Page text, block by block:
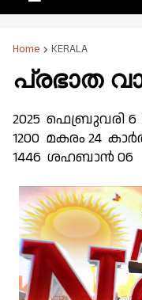
Home KERALA
പ്രഭാത
2025 ഫെബ്രുവരി 6
1200 മകരം 24
1446 ശഹബാൻ 06